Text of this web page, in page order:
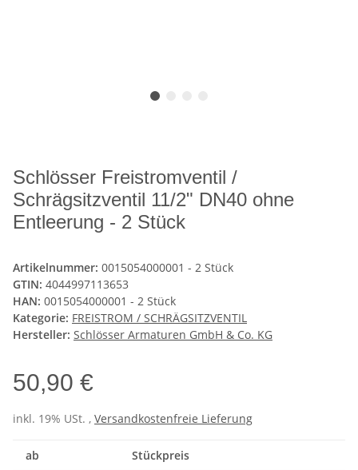
Schlösser Freistromventil /
Schrägsitzventil 11/2" DN40 ohne
Entleerung - 2 Stück
Artikelnummer: 0015054000001 - 2 Stück
GTIN: 4044997113653
HAN: 0015054000001 - 2 Stück
Kategorie: FREISTROM / SCHRÄGSITZVENTIL
Hersteller: Schlösser Armaturen GmbH & Co. KG
50,90 €
inkl. 19% USt. , Versandkostenfreie Lieferung
ab Stückpreis